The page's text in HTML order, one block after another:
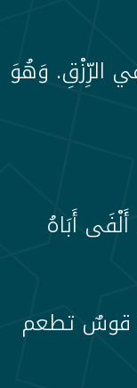
الرِّزْقِ. وَهُوَ
أَبَاهُ
قوسٌ تطعم